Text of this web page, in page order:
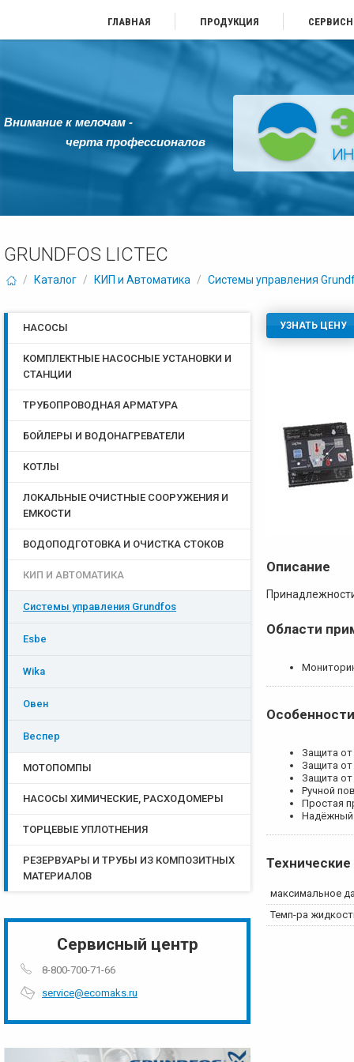
ГЛАВНАЯ ПРОДУКЦИЯ
Внимание к мелочам -
черта профессионалов
GRUNDFOS LICTEC
/ Каталог / КИП и Автоматика / Системы управления
УЗНАТЬ ЦЕНУ
Описание
Области
Защита от
Защита
Защита от
Ручной
Простая
Надёжный
максимальное
Темп-ра
НАСОСЫ
КОМПЛЕКТНЫЕ НАСОСНЫЕ УСТАНОВКИ И
СТАНЦИИ
ТРУБОПРОВОДНАЯ АРМАТУРА
БОЙЛЕРЫ И ВОДОНАГРЕВАТЕЛИ
КОТЛЫ
ЛОКАЛЬНЫЕ ОЧИСТНЫЕ СООРУЖЕНИЯ И
ЕМКОСТИ
ВОДОПОДГОТОВКА И ОЧИСТКА СТОКОВ
КИП И АВТОМАТИКА
Системы управления Grundfos
Esbe
Wika
Овен
Веспер
МОТОПОМПЫ
НАСОСЫ ХИМИЧЕСКИЕ, РАСХОДОМЕРЫ
ТОРЦЕВЫЕ УПЛОТНЕНИЯ
РЕЗЕРВУАРЫ И ТРУБЫ ИЗ КОМПОЗИТНЫХ
МАТЕРИАЛОВ
Сервисный центр
8-800-700-71-66
service@ecomaks.ru